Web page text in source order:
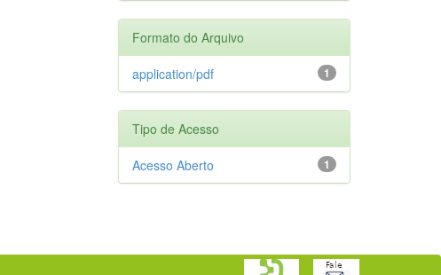
Formato do Arquivo
1
application/pdf
Tipo de Acesso
1
Acesso Aberto